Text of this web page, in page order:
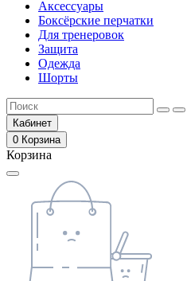
Аксессуары
Боксёрские перчатки
Для тренеровок
Защита
Одежда
Шорты
Кабинет
0 Корзина
Корзина